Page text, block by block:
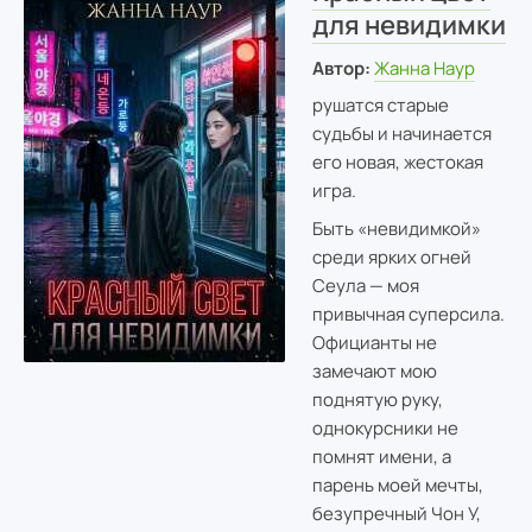
для невидимки
Автор: Жанна Наур
рушатся старые
судьбы и начинается
его новая, жестокая
игра.
Быть «невидимкой»
среди ярких огней
Сеула — моя
привычная суперсила.
Официанты не
замечают мою
поднятую руку,
однокурсники не
помнят имени, а
парень моей мечты,
безупречный Чон У,